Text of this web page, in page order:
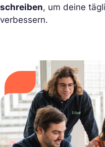
schreiben, um deine
verbessern.